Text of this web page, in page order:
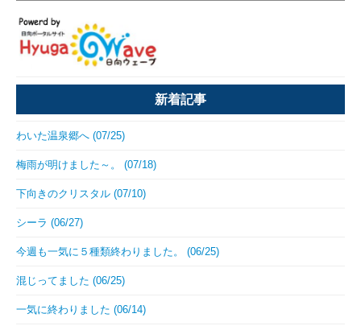
新着記事
わいた温泉郷へ (07/25)
梅雨が明けました～。 (07/18)
下向きのクリスタル (07/10)
シーラ (06/27)
今週も一気に５種類終わりました。 (06/25)
混じってました (06/25)
一気に終わりました (06/14)